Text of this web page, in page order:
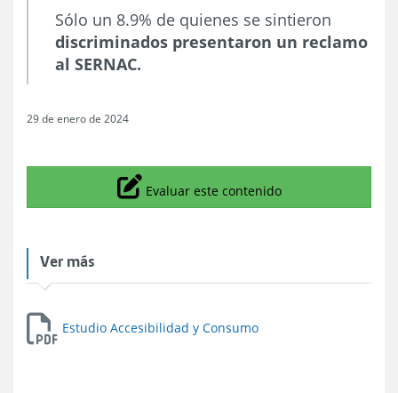
Sólo un 8.9% de quienes se sintieron
discriminados presentaron un reclamo
al SERNAC.
29 de enero de 2024
Icono
Evaluar este contenido
Ver más
Estudio Accesibilidad y Consumo